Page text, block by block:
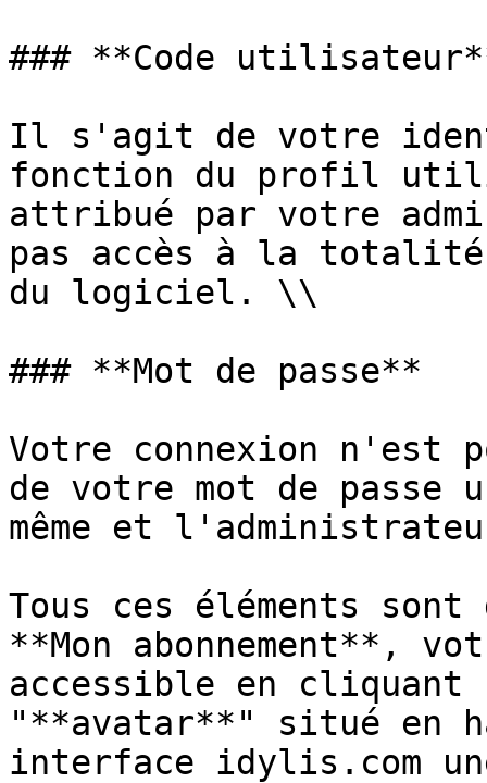
### **Code
Il s'agit de votre
fonction du profil
attribué par votre
pas accès à la totalité
du logiciel. \\
### **Mot de passe**
Votre connexion n'est
de votre mot de passe
même et
Tous ces éléments
**Mon abonnement**,
accessible en cliquant
"**avatar**" situé en
interface idylis.com